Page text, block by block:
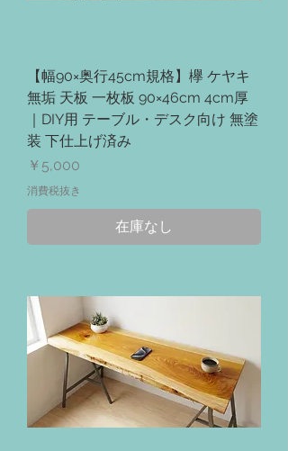
【幅90×奥行45cm規格】欅 ケヤキ
無垢 天板 一枚板 90×46cm 4cm厚
｜DIY用 テーブル・デスク向け 無塗
装 下仕上げ済み
価格
￥5,000
消費税抜き
在庫なし